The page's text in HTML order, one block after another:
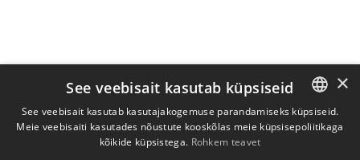
ENGLISH
×
See veebisait kasutab küpsiseid
See veebisait kasutab kasutajakogemuse parandamiseks küpsiseid.
Meie veebisaiti kasutades nõustute kooskõlas meie küpsisepoliitikaga
kõikide küpsistega. Rohkem teavet